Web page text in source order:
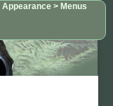
Appearance > Menus